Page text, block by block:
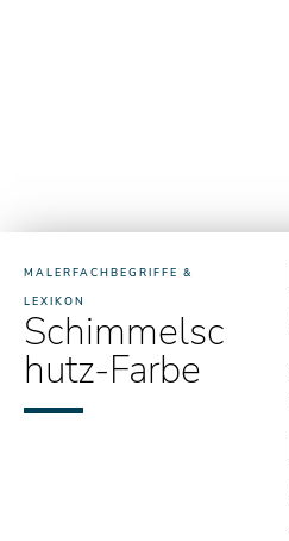
MALERFACHBEGRIFFE &
LEXIKON
Schimmelsc
hutz-Farbe